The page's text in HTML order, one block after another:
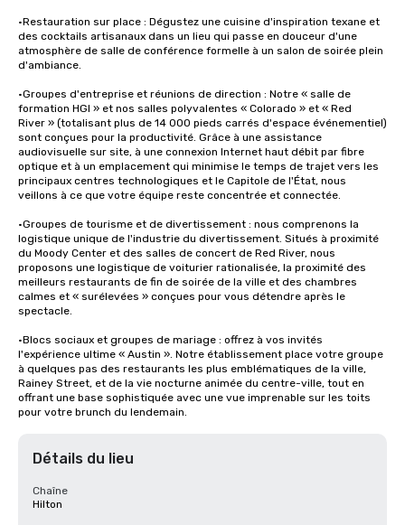
•Restauration sur place : Dégustez une cuisine d'inspiration texane et
des cocktails artisanaux dans un lieu qui passe en douceur d'une
atmosphère de salle de conférence formelle à un salon de soirée plein
d'ambiance.
•Groupes d'entreprise et réunions de direction : Notre « salle de
formation HGI » et nos salles polyvalentes « Colorado » et « Red
River » (totalisant plus de 14 000 pieds carrés d'espace événementiel)
sont conçues pour la productivité. Grâce à une assistance
audiovisuelle sur site, à une connexion Internet haut débit par fibre
optique et à un emplacement qui minimise le temps de trajet vers les
principaux centres technologiques et le Capitole de l'État, nous
veillons à ce que votre équipe reste concentrée et connectée.
•Groupes de tourisme et de divertissement : nous comprenons la
logistique unique de l'industrie du divertissement. Situés à proximité
du Moody Center et des salles de concert de Red River, nous
proposons une logistique de voiturier rationalisée, la proximité des
meilleurs restaurants de fin de soirée de la ville et des chambres
calmes et « surélevées » conçues pour vous détendre après le
spectacle.
•Blocs sociaux et groupes de mariage : offrez à vos invités
l'expérience ultime « Austin ». Notre établissement place votre groupe
à quelques pas des restaurants les plus emblématiques de la ville,
Rainey Street, et de la vie nocturne animée du centre-ville, tout en
offrant une base sophistiquée avec une vue imprenable sur les toits
pour votre brunch du lendemain.
Détails du lieu
Chaîne
Hilton